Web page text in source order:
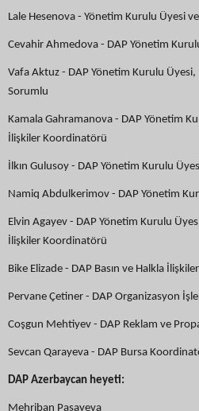
Lale Hesenova - Yönetim Kurulu Üyesi
Cevahir Ahmedova - DAP Yönetim
Vafa Aktuz - DAP Yönetim Kurulu Üyesi,
Sorumlu
Kamala Gahramanova - DAP Yönetim
İlişkiler Koordinatörü
İlkın Gulusoy - DAP Yönetim Kurulu
Namiq Abdulkerimov - DAP Yönetim
Elvin Agayev - DAP Yönetim Kurulu
İlişkiler Koordinatörü
Bike Elizade - DAP Basın ve Halkla
Pervane Çetiner - DAP Organizasyon
Coşgun Mehtiyev - DAP Reklam ve
Sevcan Qarayeva - DAP Bursa
DAP Azerbaycan heyeti:
Mehriban Paşayeva